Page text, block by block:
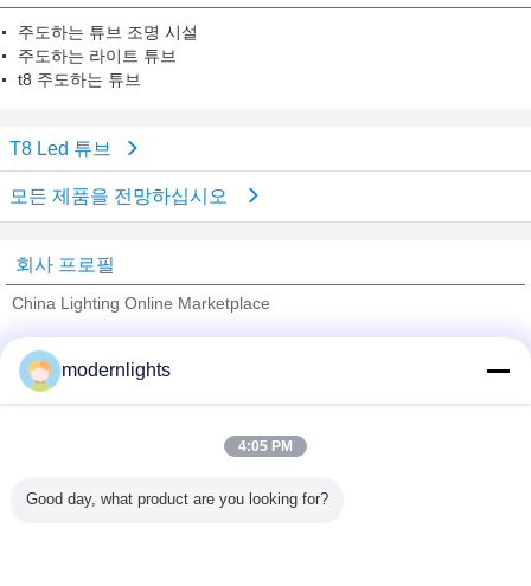
주도하는 튜브 조명 시설
주도하는 라이트 튜브
t8 주도하는 튜브
T8 Led 튜브
모든 제품을 전망하십시오
회사 프로필
China Lighting Online Marketplace
검증된 공급 업체
Trust Seal
Verified Suplier
모든 제품
modernlights
4:05 PM
Good day, what product are you looking for?